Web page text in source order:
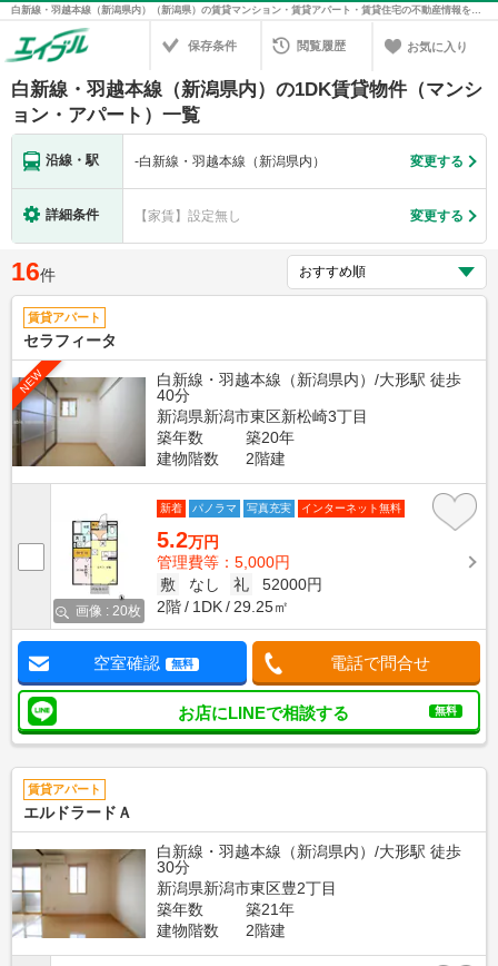
白新線・羽越本線（新潟県内）（新潟県）の賃貸マンション・賃貸アパート・賃貸住宅の不動産情報を検索！不動産賃貸の物件探しは、お部屋探しのエイブル
保存条件 閲覧履歴 お気に入り
白新線・羽越本線（新潟県内）の1DK賃貸物件（マンシ
ョン・アパート）一覧
沿線・駅 -白新線・羽越本線（新潟県内） 変更する
詳細条件 【家賃】設定無し 変更する
16件
賃貸アパート
セラフィータ
NEW
白新線・羽越本線（新潟県内）/大形駅 徒歩
40分
新潟県新潟市東区新松崎3丁目
築年数
築20年
建物階数
2階建
画像 : 20枚
新着 パノラマ 写真充実 インターネット無料
5.2万円
管理費等：5,000円
敷
なし 礼
52000円
2階
1DK 29.25㎡
空室確認 無料 電話で問合せ
お店にLINEで相談する 無料
賃貸アパート
エルドラードＡ
白新線・羽越本線（新潟県内）/大形駅 徒歩
30分
新潟県新潟市東区豊2丁目
築年数
築21年
建物階数
2階建